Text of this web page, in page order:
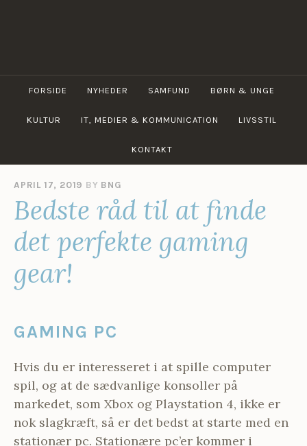
BIBLIOTEKERNES
NETGUIDE
FORSIDE NYHEDER SAMFUND BØRN & UNGE
KULTUR IT, MEDIER & KOMMUNICATION LIVSSTIL
KONTAKT
APRIL 17, 2019 BY BNG
Bedste råd til at finde
det perfekte gaming
gear!
GAMING PC
Hvis du er interesseret i at spille computer
spil, og at de sædvanlige konsoller på
markedet, som Xbox og Playstation 4, ikke er
nok slagkræft, så er det bedst at starte med en
stationær pc. Stationære pc’er kommer i